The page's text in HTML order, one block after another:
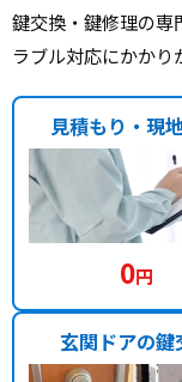
鍵交換・鍵修理の専
ラブル対応にかかり
見積もり・現
0円
玄関ドアの鍵